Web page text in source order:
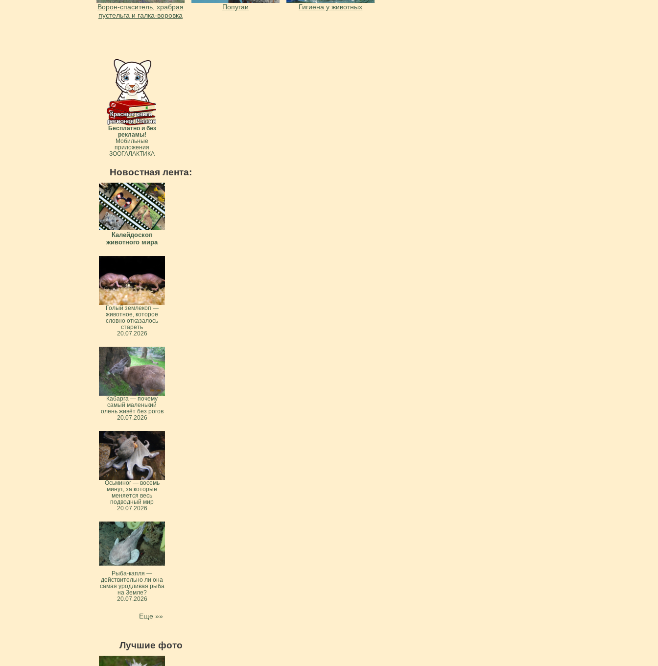
Ворон-спаситель, храбрая
пустельга и галка-воровка
Попугаи Гигиена у животных
Бесплатно и без
рекламы!
Мобильные
приложения
ЗООГАЛАКТИКА
Новостная лента:
Калейдоскоп
животного мира
Голый землекоп —
животное, которое
словно отказалось
стареть
20.07.2026
Кабарга — почему
самый маленький
олень живёт без рогов
20.07.2026
Осьминог — восемь
минут, за которые
меняется весь
подводный мир
20.07.2026
Рыба-капля —
действительно ли она
самая уродливая рыба
на Земле?
20.07.2026
Еще »»
Лучшие фото